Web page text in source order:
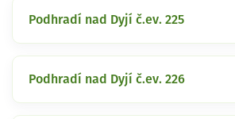
Podhradí nad Dyjí č.ev. 225
Podhradí nad Dyjí č.ev. 226